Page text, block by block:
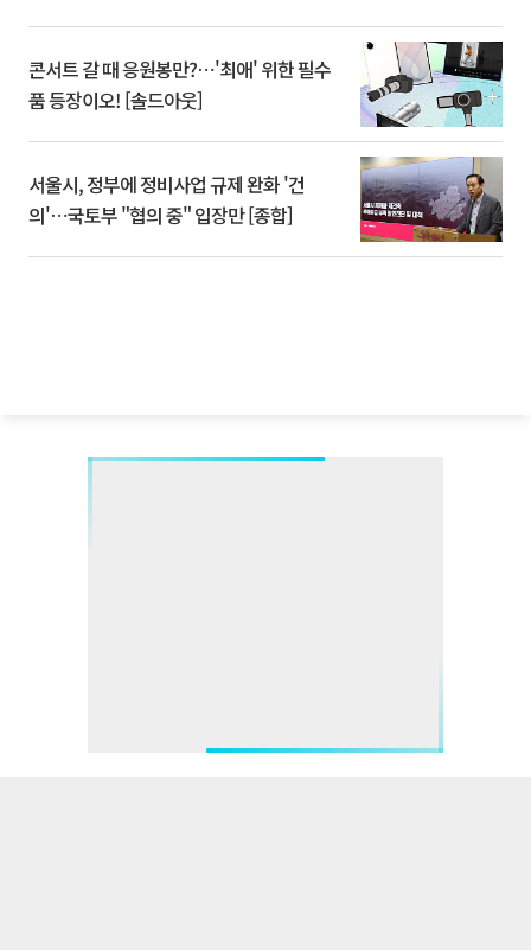
콘서트 갈 때 응원봉만?⋯'최애' 위한 필수
품 등장이오! [솔드아웃]
서울시, 정부에 정비사업 규제 완화 '건
의'⋯국토부 "협의 중" 입장만 [종합]